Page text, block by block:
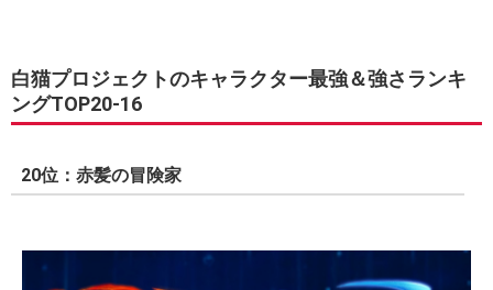
白猫プロジェクトのキャラクター最強＆強さランキ
ングTOP20-16
20位：赤髪の冒険家